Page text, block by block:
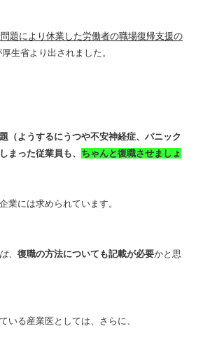
題により休業した労働者の職場復帰支援の
厚生省より出されました。
（ようするにうつや不安神経症、パニック
まった従業員も、 ちゃんと復職させましょ
業には求められています。
、 復職の方法についても記載が必要かと思
いる産業医としては、さらに、